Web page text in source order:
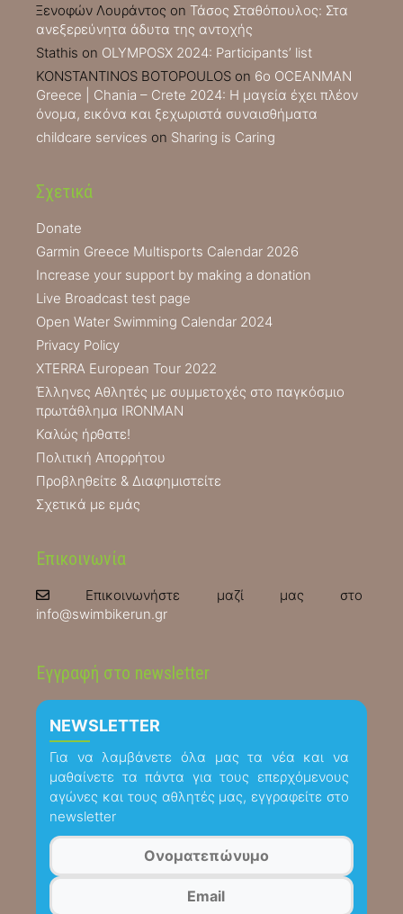
Ξενοφών Λουράντος on Τάσος Σταθόπουλος: Στα
ανεξερεύνητα άδυτα της αντοχής
Stathis on OLYMPOSX 2024: Participants’ list
KONSTANTINOS BOTOPOULOS on 6ο OCEANMAN
Greece | Chania – Crete 2024: Η μαγεία έχει πλέον
όνομα, εικόνα και ξεχωριστά συναισθήματα
childcare services on Sharing is Caring
Σχετικά
Donate
Garmin Greece Multisports Calendar 2026
Increase your support by making a donation
Live Broadcast test page
Open Water Swimming Calendar 2024
Privacy Policy
XTERRA European Tour 2022
Έλληνες Αθλητές με συμμετοχές στο παγκόσμιο
πρωτάθλημα IRONMAN
Καλώς ήρθατε!
Πολιτική Απορρήτου
Προβληθείτε & Διαφημιστείτε
Σχετικά με εμάς
Επικοινωνία
Επικοινωνήστε μαζί μας στο
info@swimbikerun.gr
Εγγραφή στο newsletter
NEWSLETTER
Για να λαμβάνετε όλα μας τα νέα και να
μαθαίνετε τα πάντα για τους επερχόμενους
αγώνες και τους αθλητές μας, εγγραφείτε στο
newsletter